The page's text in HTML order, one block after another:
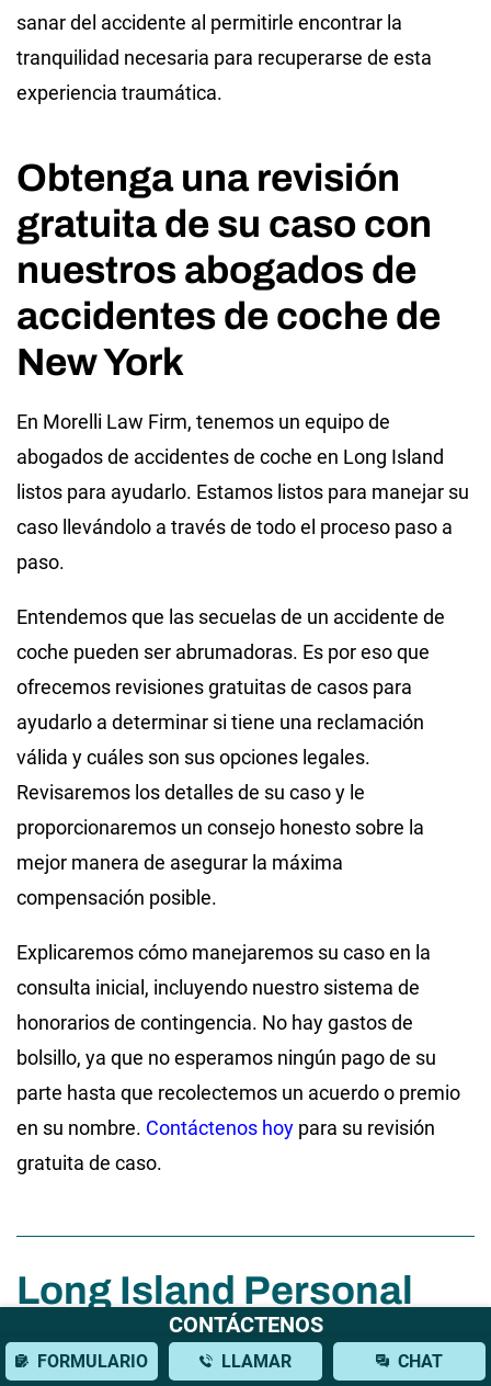
sanar del accidente al permitirle encontrar la
tranquilidad necesaria para recuperarse de esta
experiencia traumática.
Obtenga una revisión
gratuita de su caso con
nuestros abogados de
accidentes de coche de
New York
En Morelli Law Firm, tenemos un equipo de
abogados de accidentes de coche en Long Island
listos para ayudarlo. Estamos listos para manejar su
caso llevándolo a través de todo el proceso paso a
paso.
Entendemos que las secuelas de un accidente de
coche pueden ser abrumadoras. Es por eso que
ofrecemos revisiones gratuitas de casos para
ayudarlo a determinar si tiene una reclamación
válida y cuáles son sus opciones legales.
Revisaremos los detalles de su caso y le
proporcionaremos un consejo honesto sobre la
mejor manera de asegurar la máxima
compensación posible.
Explicaremos cómo manejaremos su caso en la
consulta inicial, incluyendo nuestro sistema de
honorarios de contingencia. No hay gastos de
bolsillo, ya que no esperamos ningún pago de su
parte hasta que recolectemos un acuerdo o premio
en su nombre. Contáctenos hoy para su revisión
gratuita de caso.
Long Island Personal
Injury Publicaciones del
Blog de
CONTÁCTENOS
FORMULARIO LLAMAR CHAT